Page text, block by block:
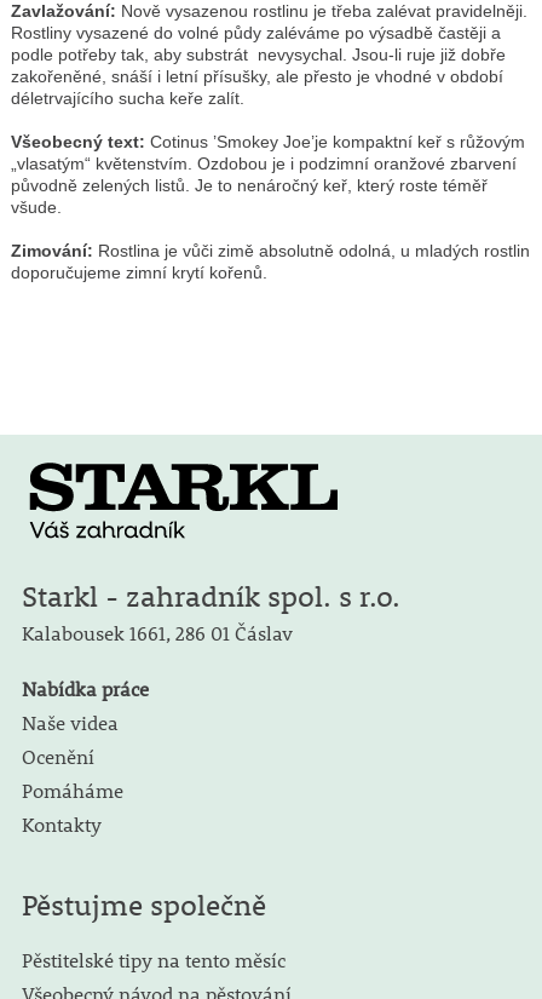
Zavlažování: Nově vysazenou rostlinu je třeba zalévat pravidelněji.
Rostliny vysazené do volné půdy zaléváme po výsadbě častěji a
podle potřeby tak, aby substrát nevysychal. Jsou-li ruje již dobře
zakořeněné, snáší i letní přísušky, ale přesto je vhodné v období
déletrvajícího sucha keře zalít.
Všeobecný text: Cotinus ’Smokey Joe’je kompaktní keř s růžovým
„vlasatým“ květenstvím. Ozdobou je i podzimní oranžové zbarvení
původně zelených listů. Je to nenáročný keř, který roste téměř
všude.
Zimování: Rostlina je vůči zimě absolutně odolná, u mladých rostlin
doporučujeme zimní krytí kořenů.
Starkl - zahradník spol. s r.o.
Kalabousek 1661, 286 01 Čáslav
Nabídka práce
Naše videa
Ocenění
Pomáháme
Kontakty
Pěstujme společně
Pěstitelské tipy na tento měsíc
Všeobecný návod na pěstování